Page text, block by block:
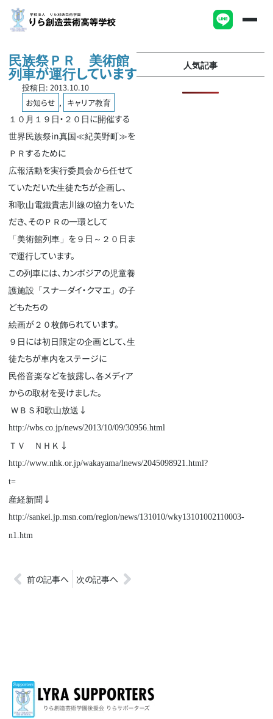
民族祭ＰＲ 美術館
列車が運行しています
投稿日: 2013.10.10
お知らせ , キャリア教育
１０月１９日・２０日に開催する
世界民族祭in真国≪紀美野町≫を
ＰＲするために
広報活動を実行委員会から任せて
ていただいた生徒たちが企画し、
和歌山電鐵貴志川線の協力をいた
だき、そのＰＲの一環として
「美術館列車」を９日～２０日ま
で運行しています。
この列車には、カンボジアの児童養
護施設「スナーダイ・クマエ」の子
どもたちの
絵画が２０枚飾られています。
９日には初日限定の企画として、生
徒たちが車内をステージに
民俗音楽などを披露し、各メディア
からの取材を受けました。
ＷＢＳ和歌山放送↓
http://wbs.co.jp/news/2013/10/09/30956.html
ＴＶ ＮＨＫ↓
http://www.nhk.or.jp/wakayama/lnews/2045098921.html?
t=
産経新聞↓
http://sankei.jp.msn.com/region/news/131010/wky13101002110003-
n1.htm
前の記事へ 次の記事へ
人気記事